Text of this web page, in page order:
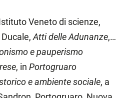
inediti, pertinenti alla
Codice diplomatico della
e numerosi libri di
ecclesiale essendo in
sede della diocesi di
anni, accanto all’attività
Castion produsse
private ed anche per i
Veneto di scienze,
Atti delle Adunanze,
e pauperismo
, in Portogruaro
e ambiente sociale, a